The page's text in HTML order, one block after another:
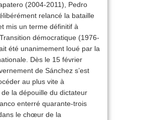
(2004-2011), Pedro
relancé la bataille
mis un terme définitif à
démocratique (1976-
été unanimement loué par la
Dès le 15 février
de Sánchez s’est
au plus vite à
de la dépouille du dictateur
enterré quarante-trois
le chœur de la